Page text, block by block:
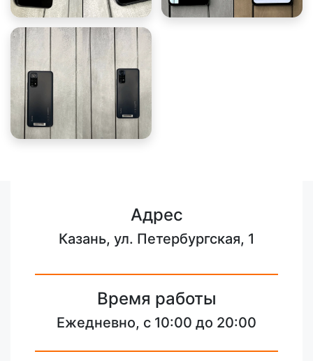
Адрес
Казань, ул. Петербургская, 1
Время работы
Ежедневно, с 10:00 до 20:00